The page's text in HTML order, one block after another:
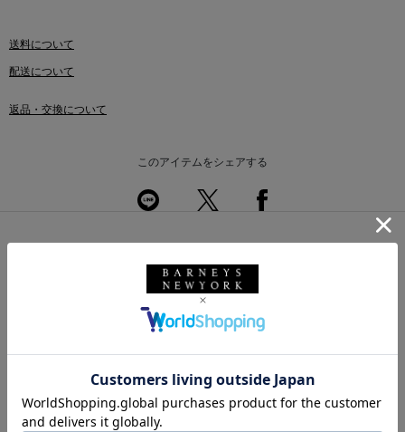
送料について
配送について
返品・交換について
このアイテムをシェアする